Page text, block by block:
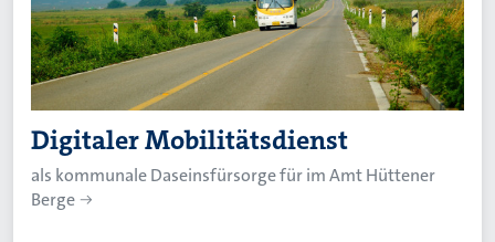
Digitaler Mobilitätsdienst
als kommunale Daseinsfürsorge für im Amt Hüttener
Berge